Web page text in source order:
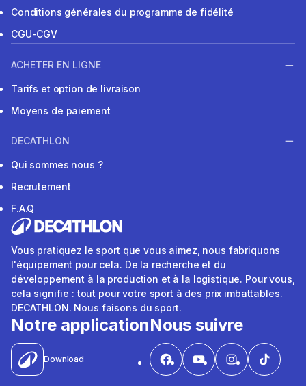
Conditions générales du programme de fidélité
CGU-CGV
ACHETER EN LIGNE
Tarifs et option de livraison
Moyens de paiement
DECATHLON
Qui sommes nous ?
Recrutement
F.A.Q
Vous pratiquez le sport que vous aimez, nous fabriquons
l'équipement pour cela. De la recherche et du
développement à la production et à la logistique. Pour vous,
cela signifie : tout pour votre sport à des prix imbattables.
DECATHLON. Nous faisons du sport.
Notre application
Download
Nous suivre